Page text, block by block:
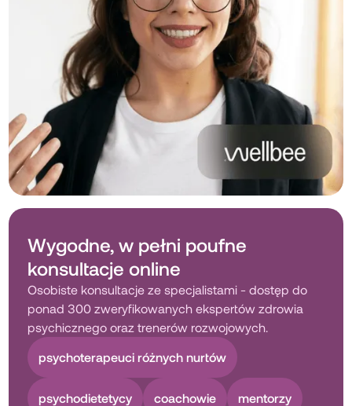
Wygodne, w pełni poufne
konsultacje online
Osobiste konsultacje ze specjalistami - dostęp do
ponad 300 zweryfikowanych ekspertów zdrowia
psychicznego oraz trenerów rozwojowych.
psychoterapeuci różnych nurtów
psychodietetycy coachowie mentorzy